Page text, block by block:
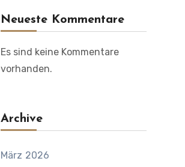
Neueste Kommentare
Es sind keine Kommentare
vorhanden.
Archive
März 2026